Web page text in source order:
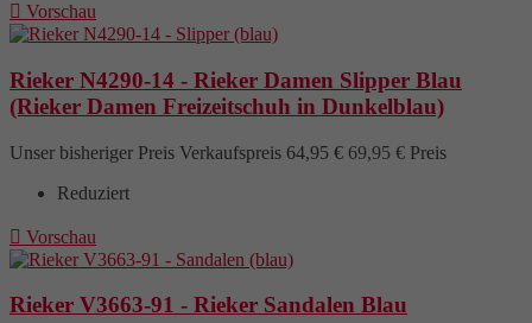
 Vorschau
Rieker N4290-14 - Rieker Damen Slipper Blau
(Rieker Damen Freizeitschuh in Dunkelblau)
Unser bisheriger Preis Verkaufspreis 64,95 € 69,95 € Preis
Reduziert
 Vorschau
Rieker V3663-91 - Rieker Sandalen Blau